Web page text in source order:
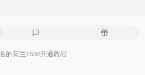
评
论
随
的荷兰ESIM开通教程